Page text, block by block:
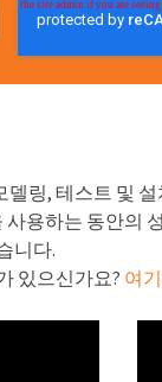
델링, 테스트 및
사용하는 동안의
니다.
있으신가요? 여기